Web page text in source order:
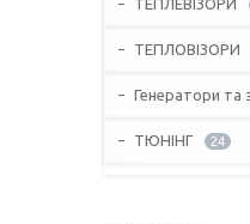
ТЕПЛЕВІЗОРИ
ТЕПЛОВІЗОРИ
Генератори та
ТЮНІНГ 24